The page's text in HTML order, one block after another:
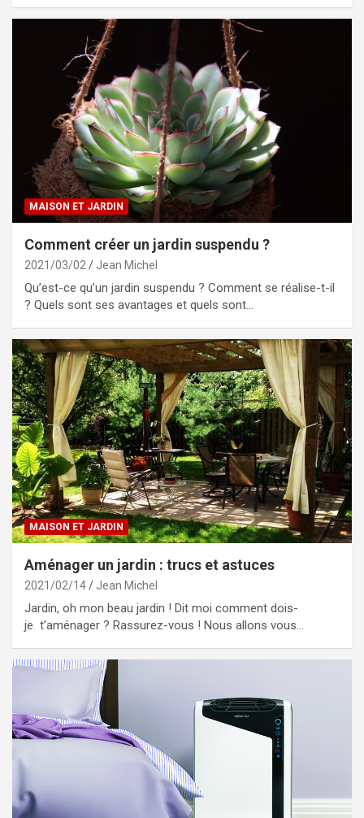
MAISON ET JARDIN
Comment créer un jardin suspendu ?
2021/03/02 Jean Michel
Qu’est-ce qu’un jardin suspendu ? Comment se réalise-t-il
? Quels sont ses avantages et quels sont…
MAISON ET JARDIN
Aménager un jardin : trucs et astuces
2021/02/14 Jean Michel
Jardin, oh mon beau jardin ! Dit moi comment dois-
je t’aménager ? Rassurez-vous ! Nous allons vous…